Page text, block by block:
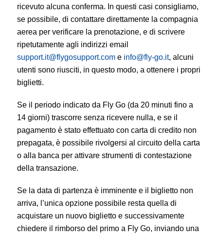
ricevuto alcuna conferma. In questi casi consigliamo,
se possibile, di contattare direttamente la compagnia
aerea per verificare la prenotazione, e di scrivere
ripetutamente agli indirizzi email
support.it@flygosupport.com e info@fly-go.it, alcuni
utenti sono riusciti, in questo modo, a ottenere i propri
biglietti.
Se il periodo indicato da Fly Go (da 20 minuti fino a
14 giorni) trascorre senza ricevere nulla, e se il
pagamento è stato effettuato con carta di credito non
prepagata, è possibile rivolgersi al circuito della carta
o alla banca per attivare strumenti di contestazione
della transazione.
Se la data di partenza è imminente e il biglietto non
arriva, l’unica opzione possibile resta quella di
acquistare un nuovo biglietto e successivamente
chiedere il rimborso del primo a Fly Go, inviando una